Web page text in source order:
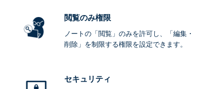
閲覧のみ権限
ノートの「閲覧」のみを許可し、「編集・
削除」を制限する権限を設定できます。
セキュリティ